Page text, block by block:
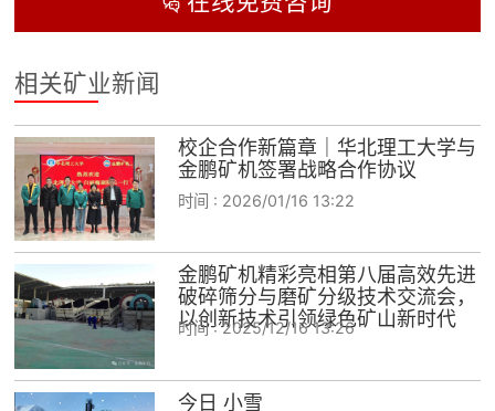
相关矿业新闻
校企合作新篇章｜华北理工大学与
金鹏矿机签署战略合作协议
时间 : 2026/01/16 13:22
金鹏矿机精彩亮相第八届高效先进
破碎筛分与磨矿分级技术交流会，
以创新技术引领绿色矿山新时代
时间 :2025/12/16 13:26
今日 小雪